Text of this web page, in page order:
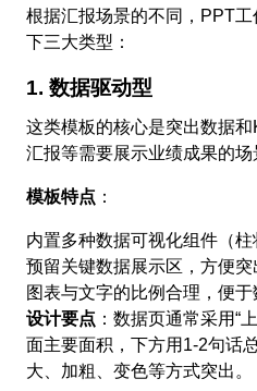
根据汇报场景的不同，PPT
下三大类型：
1. 数据驱动型
这类模板的核心是突出数据
汇报等需要展示业绩成果的场
模板特点 ：
内置多种数据可视化组件（柱
预留关键数据展示区，方便
图表与文字的比例合理，便
设计要点 ：数据页通常采用“
面主要面积，下方用1-2句话
大、加粗、变色等方式突出。